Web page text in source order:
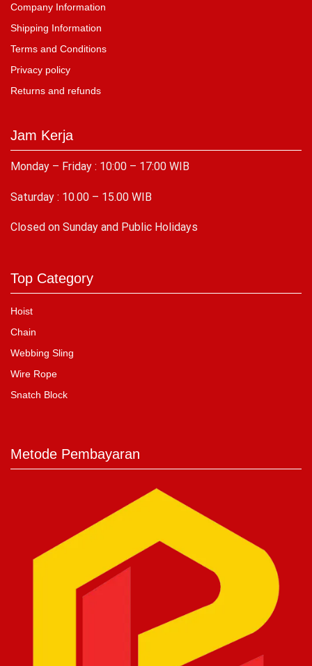
Company Information
Shipping Information
Terms and Conditions
Privacy policy
Returns and refunds
Jam Kerja
Monday – Friday : 10:00 – 17:00 WIB
Saturday : 10.00 – 15.00 WIB
C losed on Sunday and Public Holidays
Top Category
Hoist
Chain
Webbing Sling
Wire Rope
Snatch Block
Metode Pembayaran